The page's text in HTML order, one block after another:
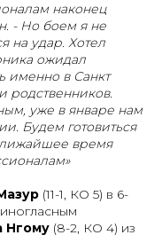
наконец
- Но боем я не
на удар. Хотел
ожидал
именно в Санкт
родственников.
уже в январе нам
Будем готовиться
время
(11-1, КО 5) в 6-
Нгому (8-2, КО 4) из